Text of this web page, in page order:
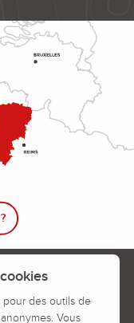
des outils de
Vous